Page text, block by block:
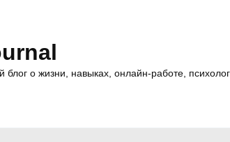
о жизни, навыках, онлайн-работе,